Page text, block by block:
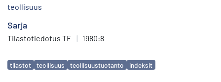
teollisuus
Sarja
Tilastotiedotus TE | 1980:8
Avainsanat
tilastot teollisuus teollisuustuotanto indeksit